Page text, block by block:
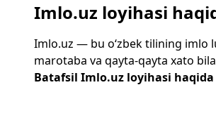
Imlo.uz loyihasi
Imlo.uz — bu o‘zbek tilining imlo
marotaba va qayta-qayta xato
Batafsil Imlo.uz loyihasi haqida